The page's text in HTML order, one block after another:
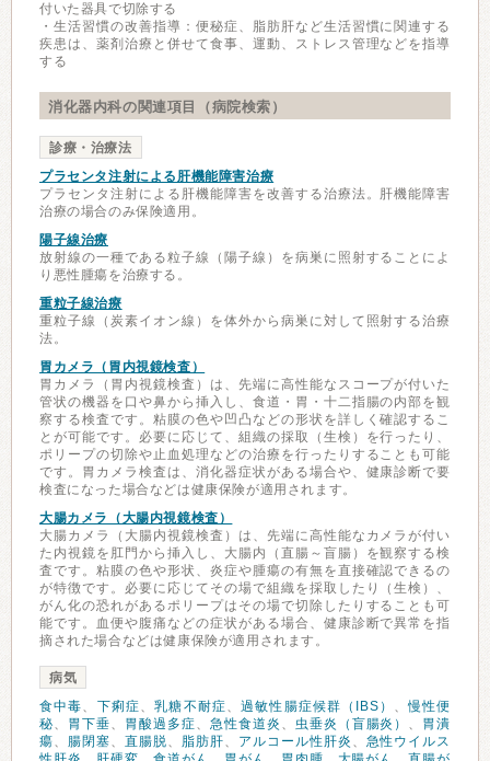
付いた器具で切除する
・生活習慣の改善指導：便秘症、脂肪肝など生活習慣に関連する
疾患は、薬剤治療と併せて食事、運動、ストレス管理などを指導
する
消化器内科の関連項目（病院検索）
診療・治療法
プラセンタ注射による肝機能障害治療
プラセンタ注射による肝機能障害を改善する治療法。肝機能障害
治療の場合のみ保険適用。
陽子線治療
放射線の一種である粒子線（陽子線）を病巣に照射することによ
り悪性腫瘍を治療する。
重粒子線治療
重粒子線（炭素イオン線）を体外から病巣に対して照射する治療
法。
胃カメラ（胃内視鏡検査）
胃カメラ（胃内視鏡検査）は、先端に高性能なスコープが付いた
管状の機器を口や鼻から挿入し、食道・胃・十二指腸の内部を観
察する検査です。粘膜の色や凹凸などの形状を詳しく確認するこ
とが可能です。必要に応じて、組織の採取（生検）を行ったり、
ポリープの切除や止血処理などの治療を行ったりすることも可能
です。胃カメラ検査は、消化器症状がある場合や、健康診断で要
検査になった場合などは健康保険が適用されます。
大腸カメラ（大腸内視鏡検査）
大腸カメラ（大腸内視鏡検査）は、先端に高性能なカメラが付い
た内視鏡を肛門から挿入し、大腸内（直腸～盲腸）を観察する検
査です。粘膜の色や形状、炎症や腫瘍の有無を直接確認できるの
が特徴です。必要に応じてその場で組織を採取したり（生検）、
がん化の恐れがあるポリープはその場で切除したりすることも可
能です。血便や腹痛などの症状がある場合、健康診断で異常を指
摘された場合などは健康保険が適用されます。
病気
食中毒、 下痢症、乳糖不耐症、過敏性腸症候群（IBS） 、慢性便
秘、 胃下垂、 胃酸過多症、 急性食道炎 、 虫垂炎（盲腸炎） 、 胃潰
瘍、 腸閉塞、 直腸脱、 脂肪肝、 アルコール性肝炎 、 急性ウイルス